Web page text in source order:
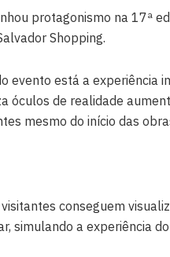
protagonismo na 17ª
Shopping.
evento está a experiência
óculos de realidade
mesmo do início das
conseguem
simulando a experiência